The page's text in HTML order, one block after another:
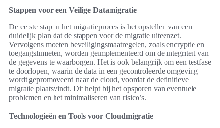
Stappen voor een Veilige Datamigratie
De eerste stap in het migratieproces is het opstellen van een
duidelijk plan dat de stappen voor de migratie uiteenzet.
Vervolgens moeten beveiligingsmaatregelen, zoals encryptie en
toegangslimieten, worden geïmplementeerd om de integriteit van
de gegevens te waarborgen. Het is ook belangrijk om een testfase
te doorlopen, waarin de data in een gecontroleerde omgeving
wordt gepromoveerd naar de cloud, voordat de definitieve
migratie plaatsvindt. Dit helpt bij het opsporen van eventuele
problemen en het minimaliseren van risico’s.
Technologieën en Tools voor Cloudmigratie